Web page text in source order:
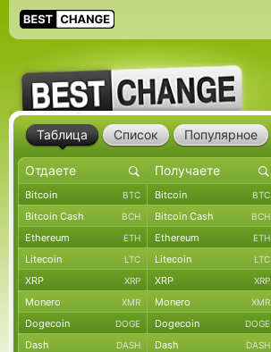
Таблица Список Популярное
Bitcoin BTC Bitcoin BTC
Bitcoin Cash BCH Bitcoin Cash BCH
Ethereum ETH Ethereum ETH
Litecoin LTC Litecoin LTC
XRP XRP XRP XRP
Monero XMR Monero XMR
Dogecoin DOGE Dogecoin DOGE
Dash DASH Dash DASH